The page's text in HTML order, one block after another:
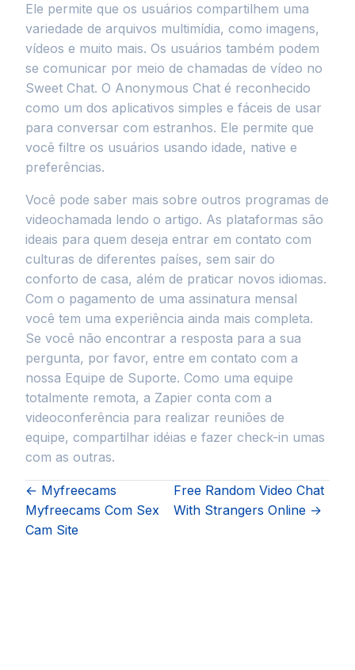
Ele permite que os usuários compartilhem uma
variedade de arquivos multimídia, como imagens,
vídeos e muito mais. Os usuários também podem
se comunicar por meio de chamadas de vídeo no
Sweet Chat. O Anonymous Chat é reconhecido
como um dos aplicativos simples e fáceis de usar
para conversar com estranhos. Ele permite que
você filtre os usuários usando idade, native e
preferências.
Você pode saber mais sobre outros programas de
videochamada lendo o artigo. As plataformas são
ideais para quem deseja entrar em contato com
culturas de diferentes países, sem sair do
conforto de casa, além de praticar novos idiomas.
Com o pagamento de uma assinatura mensal
você tem uma experiência ainda mais completa.
Se você não encontrar a resposta para a sua
pergunta, por favor, entre em contato com a
nossa Equipe de Suporte. Como uma equipe
totalmente remota, a Zapier conta com a
videoconferência para realizar reuniões de
equipe, compartilhar idéias e fazer check-in umas
com as outras.
← Myfreecams
Myfreecams Com Sex
Cam Site
Free Random Video Chat
With Strangers Online →